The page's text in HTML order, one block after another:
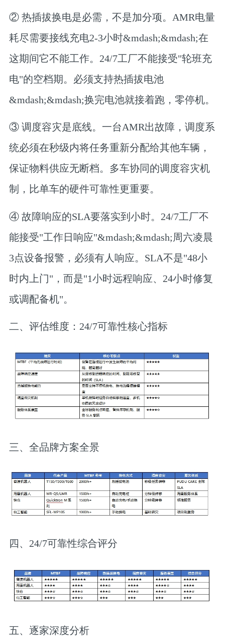
② 热插拔换电是必需，不是加分项。 AMR电量
耗尽需要接线充电2-3小时&mdash;&mdash;在
这期间它不能工作。24/7工厂不能接受"轮班充
电"的空档期。必须支持热插拔电池
&mdash;&mdash;换完电池就接着跑，零停机。
③ 调度容灾是底线。 一台AMR出故障，调度系
统必须在秒级内将任务重新分配给其他车辆，
保证物料供应无断档。多车协同的调度容灾机
制，比单车的硬件可靠性更重要。
④ 故障响应的SLA要落实到小时。 24/7工厂不
能接受"工作日响应"&mdash;&mdash;周六凌晨
3点设备报警，必须有人响应。SLA不是"48小
时内上门"，而是"1小时远程响应、24小时修复
或调配备机"。
二、评估维度：24/7可靠性核心指标
三、全品牌方案全景
四、24/7可靠性综合评分
五、逐家深度分析